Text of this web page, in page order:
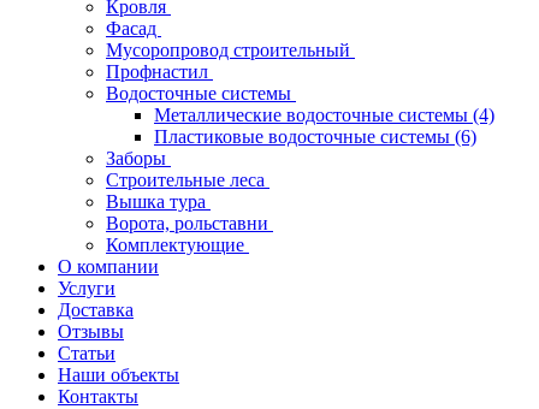
Кровля
Фасад
Мусоропровод строительный
Профнастил
Водосточные системы
Металлические водосточные системы (4)
Пластиковые водосточные системы (6)
Заборы
Строительные леса
Вышка тура
Ворота, рольставни
Комплектующие
О компании
Услуги
Доставка
Отзывы
Статьи
Наши объекты
Контакты